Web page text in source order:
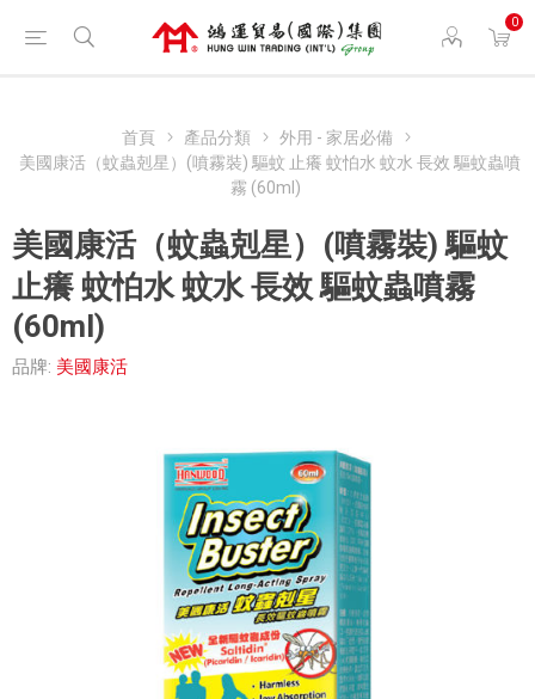
0
首頁 產品分類
外用 - 家居必備
美國康活（蚊蟲剋星）(噴霧裝) 驅蚊 止癢 蚊怕水 蚊水 長效 驅蚊蟲噴
霧 (60ml)
美國康活（蚊蟲剋星）(噴霧裝) 驅蚊
止癢 蚊怕水 蚊水 長效 驅蚊蟲噴霧
(60ml)
品牌: 美國康活